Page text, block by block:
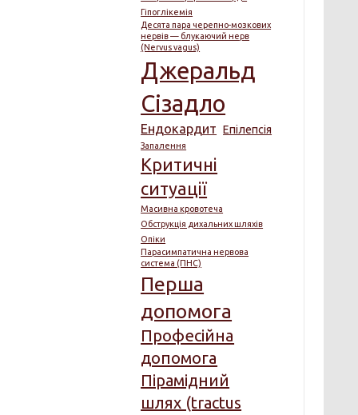
Гіпоглікемія
Десята пара черепно-мозкових
нервів — блукаючий нерв
(Nervus vagus)
Джеральд
Сізадло
Ендокардит Епілепсія
Запалення
Критичні
ситуації
Масивна кровотеча
Обструкція дихальних шляхів
Опіки
Парасимпатична нервова
система (ПНС)
Перша
допомога
Професійна
допомога
Пірамідний
шлях (tractus